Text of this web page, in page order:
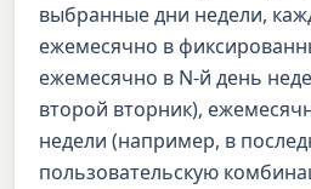
выбранные дни недели,
ежемесячно в
ежемесячно в N-й день
второй вторник),
недели (например, в
пользовательскую